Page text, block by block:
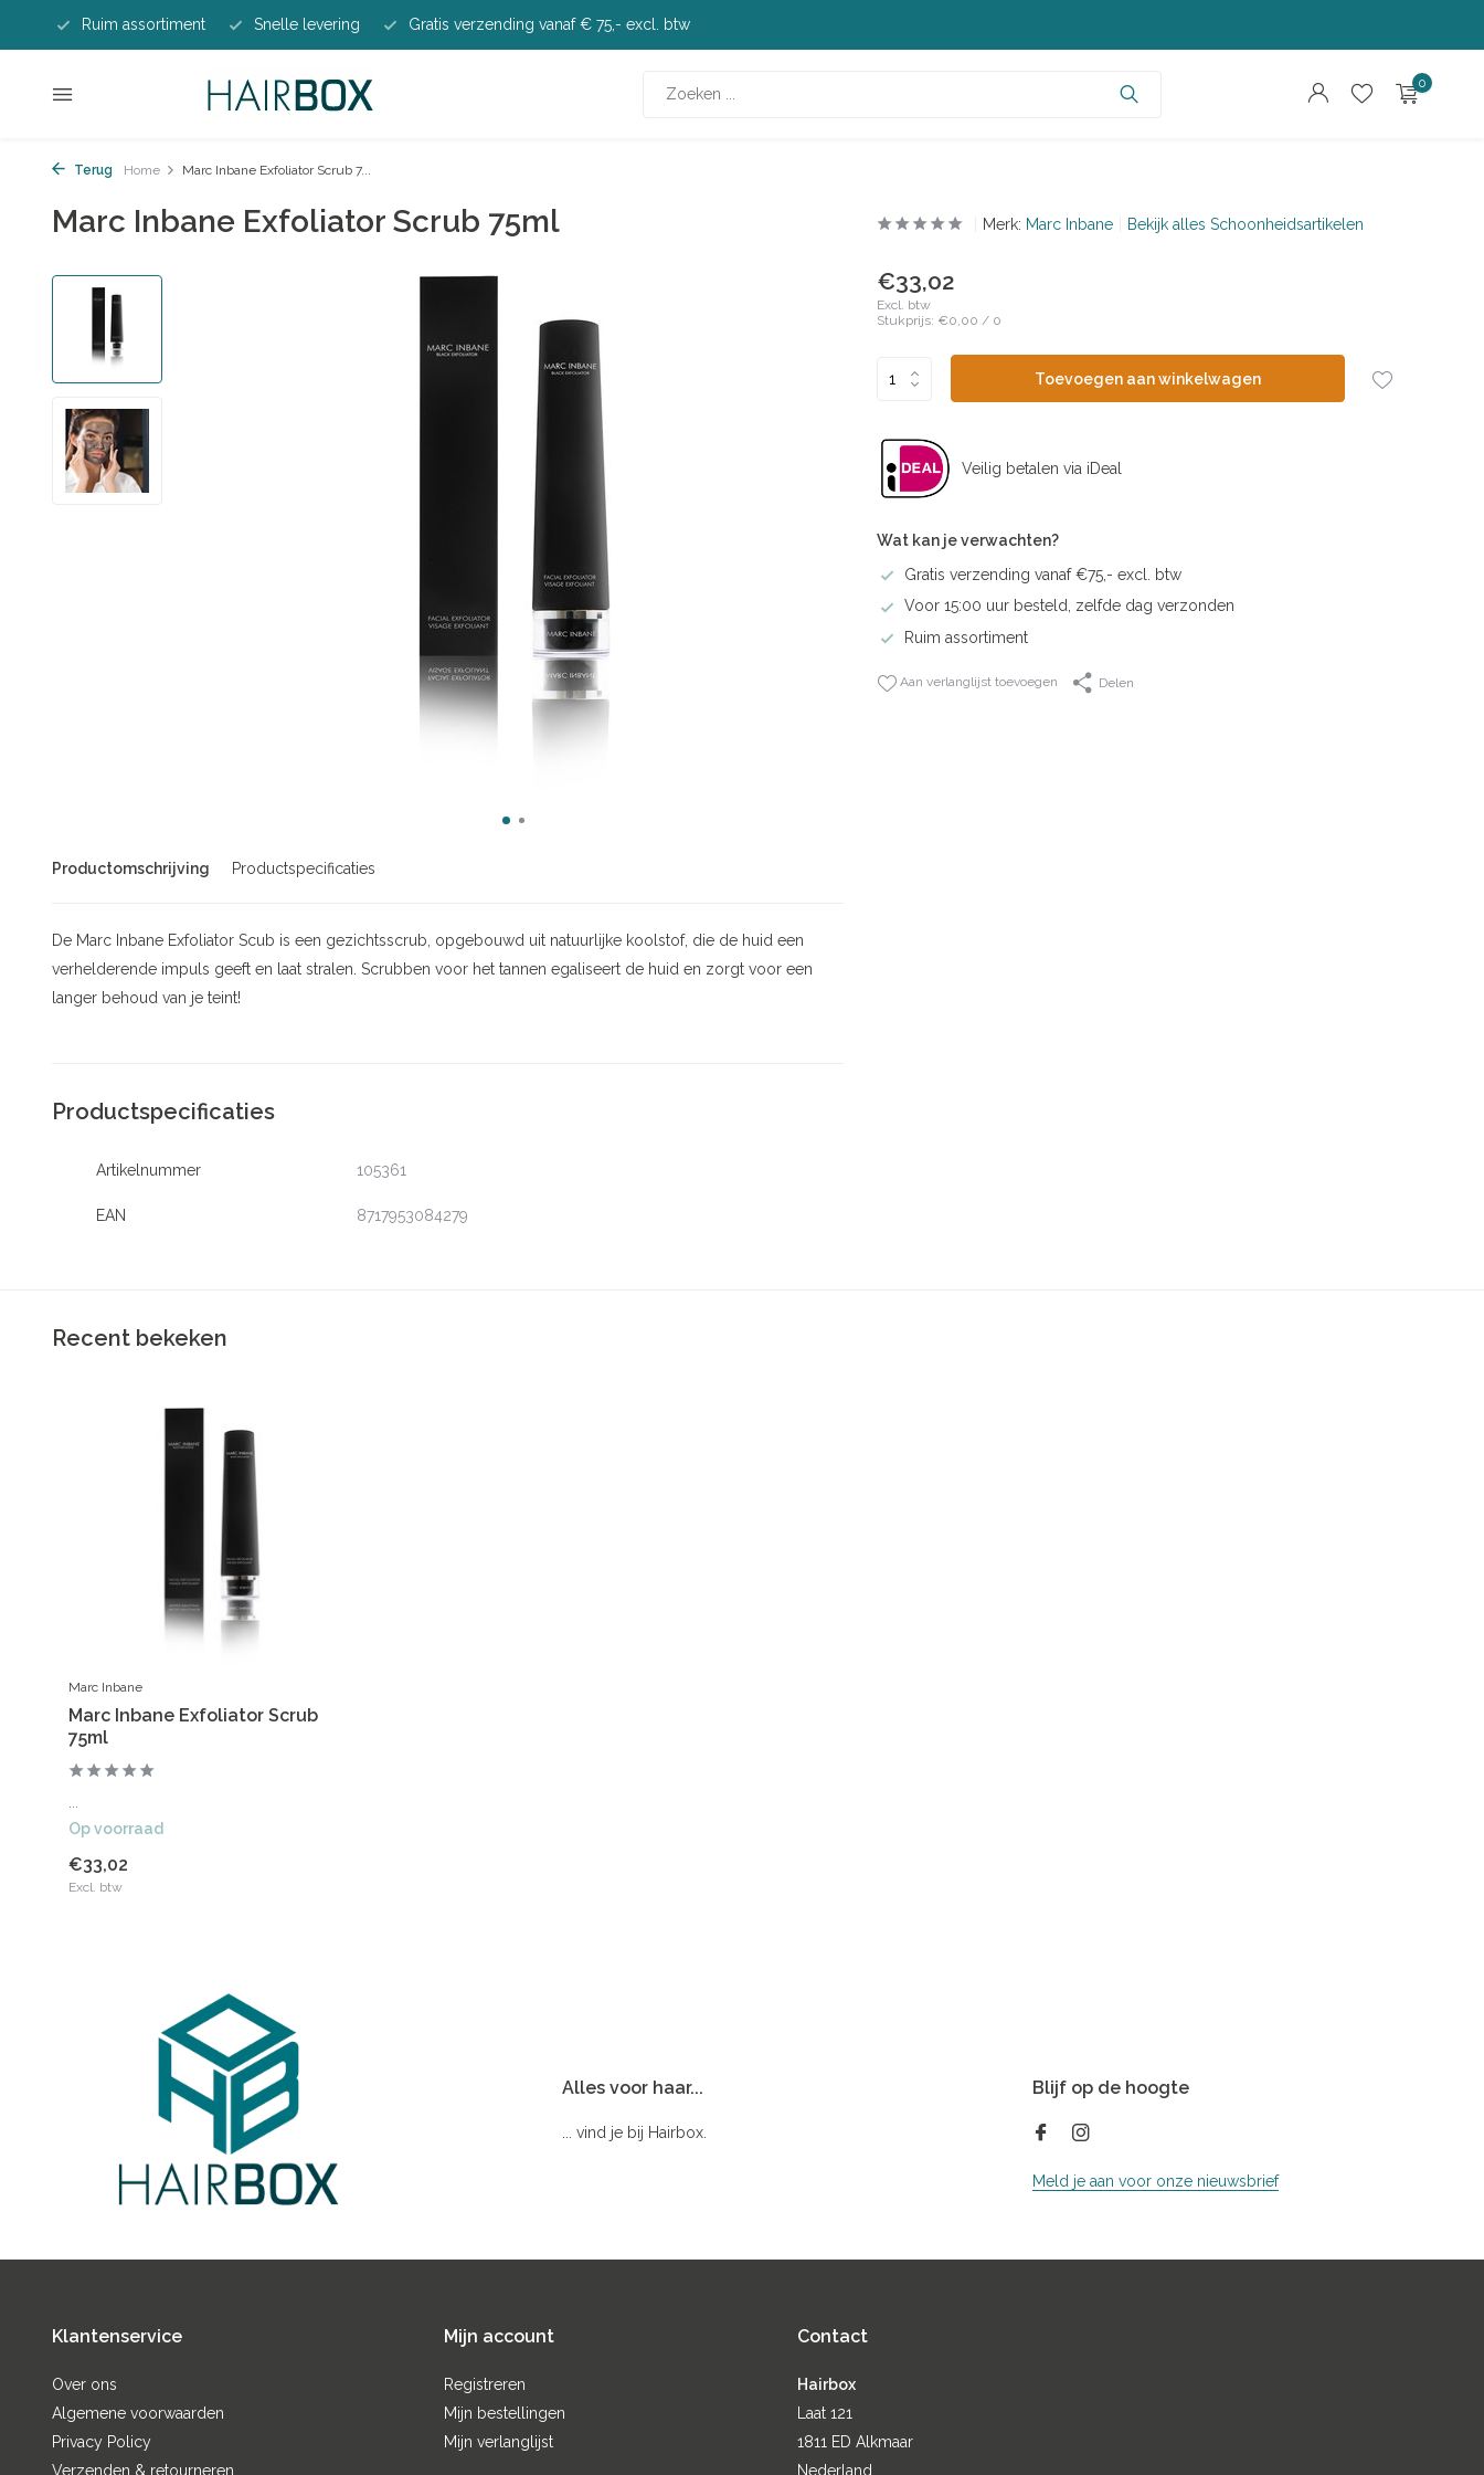
Ruim assortiment Snelle levering Gratis verzending vanaf € 75,- excl. btw
0
Terug Home Marc Inbane Exfoliator Scrub 7...
Marc Inbane Exfoliator Scrub 75ml
Productomschrijving Productspecificaties
De Marc Inbane Exfoliator Scub is een gezichtsscrub, opgebouwd uit natuurlijke koolstof, die de huid een
verhelderende impuls geeft en laat stralen. Scrubben voor het tannen egaliseert de huid en zorgt voor een
langer behoud van je teint!
Productspecificaties
Artikelnummer 105361
EAN 8717953084279
Merk: Marc Inbane Bekijk alles Schoonheidsartikelen
€33,02
Excl. btw
Stukprijs: €0,00 / 0
Toevoegen aan winkelwagen
Veilig betalen via iDeal
Wat kan je verwachten?
Gratis verzending vanaf €75,- excl. btw
Voor 15:00 uur besteld, zelfde dag verzonden
Ruim assortiment
Aan verlanglijst toevoegen Delen
Recent bekeken
Marc Inbane
Marc Inbane Exfoliator Scrub
75ml
Op voorraad
€33,02
Excl. btw
Alles voor haar...
... vind je bij Hairbox.
Blijf op de hoogte
Meld je aan voor onze nieuwsbrief
Klantenservice
Over ons
Algemene voorwaarden
Privacy Policy
Verzenden & retourneren
Mijn account
Registreren
Mijn bestellingen
Mijn verlanglijst
Contact
Hairbox
Laat 121
1811 ED Alkmaar
Nederland